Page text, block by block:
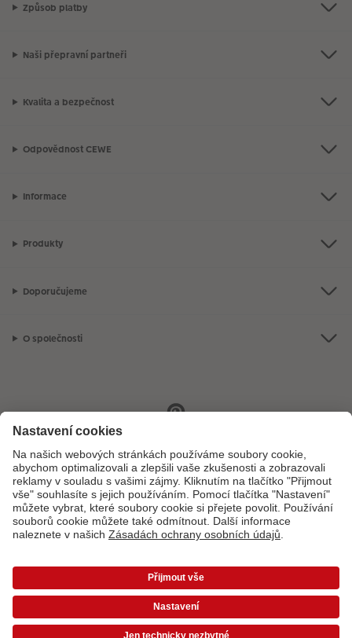
Způsob platby
Naši přepravní partneři
Kvalita a bezpečnost
Odpovědnost CEWE
Informace
Produkty
Doporučujeme
O společnosti
Máte-li jakékoli dotazy týkající se fotoproduktů nebo objednávek,
neváhejte nás kontaktovat:+ 420 800 100 808[Po - Pá: 8:00 - 16:00]
dopravné a balné dle platného ceníku. Ceny jsou včetně DPH.Ceny a dodací lhůty
Ochrana osobních údajů